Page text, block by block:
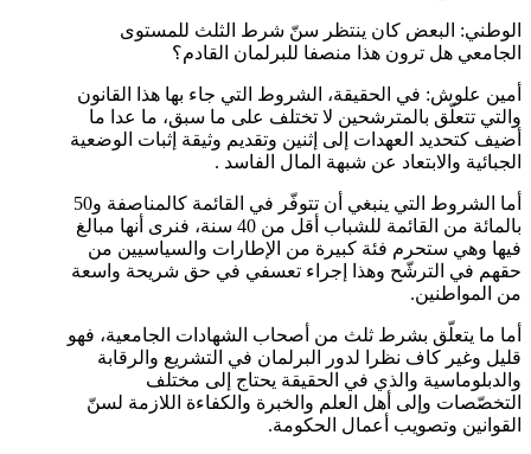
الوطني: البعض كان ينتظر سنّ شرط الثلث للمستوى
الجامعي هل ترون هذا منصفا للبرلمان القادم؟
أمين علوش: في الحقيقة، الشروط التي جاء بها هذا القانون
والتي تتعلّق بالمترشحين لا تختلف على ما سبق، ما عدا ما
أضيف كتحديد العهدات إلى إثنين وتقديم وثيقة إثبات الوضعية
الجبائية والابتعاد عن شبهة المال الفاسد .
أما الشروط التي ينبغي أن تتوفّر في القائمة كالمناصفة و50
بالمائة من القائمة للشباب أقل من 40 سنة، فنرى أنها مبالغ
فيها وهي ستحرم فئة كبيرة من الإطارات والسياسيين من
حقهم في الترشّح وهذا إجراء تعسفي في حق شريحة واسعة
من المواطنين.
أما ما يتعلّق بشرط ثلث من أصحاب الشهادات الجامعية، فهو
قليل وغير كاف نظرا لدور البرلمان في التشريع والرقابة
والدبلوماسية والذي في الحقيقة يحتاج إلى مختلف
التخصّصات وإلى أهل العلم والخبرة والكفاءة اللازمة لسنّ
القوانين وتصويب أعمال الحكومة.